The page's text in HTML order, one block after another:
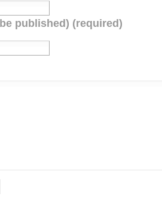
published) (required)